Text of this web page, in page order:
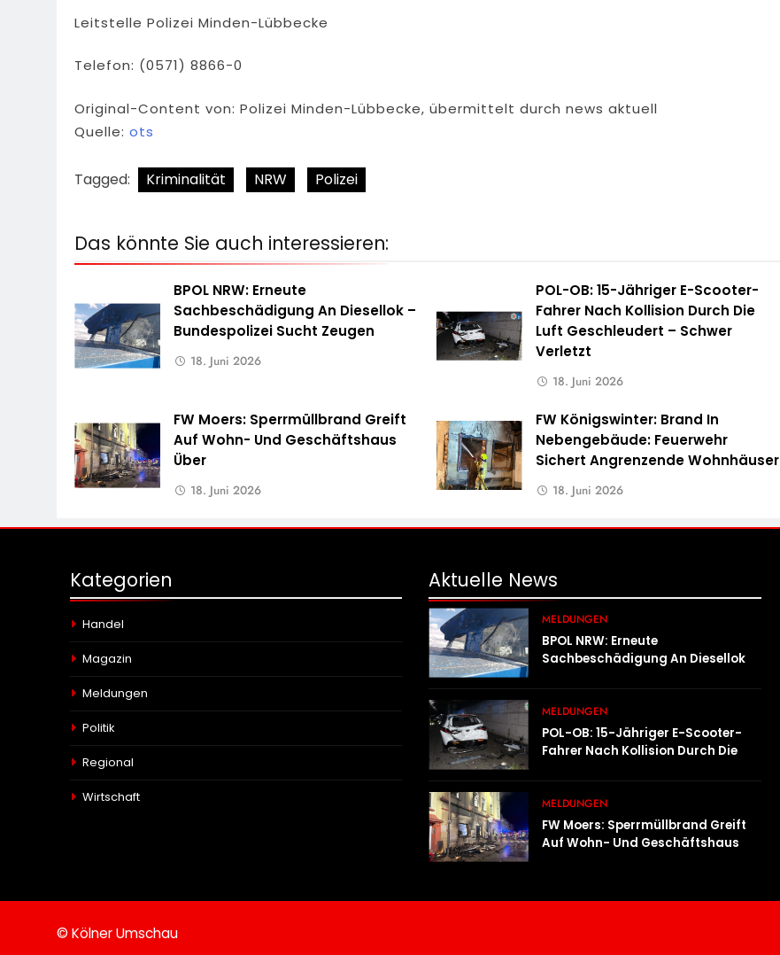
Leitstelle Polizei Minden-Lübbecke
Telefon: (0571) 8866-0
Original-Content von: Polizei Minden-Lübbecke, übermittelt durch news aktuell
Quelle: ots
Tagged: Kriminalität NRW Polizei
Das könnte Sie auch interessieren:
BPOL NRW: Erneute
Sachbeschädigung An Diesellok –
Bundespolizei Sucht Zeugen
18. Juni 2026
POL-OB: 15-Jähriger E-Scooter-
Fahrer Nach Kollision Durch Die
Luft Geschleudert – Schwer
Verletzt
18. Juni 2026
FW Moers: Sperrmüllbrand Greift
Auf Wohn- Und Geschäftshaus
Über
18. Juni 2026
FW Königswinter: Brand In
Nebengebäude: Feuerwehr
Sichert Angrenzende Wohnhäuser
18. Juni 2026
Kategorien
Handel
Magazin
Meldungen
Politik
Regional
Wirtschaft
Aktuelle News
MELDUNGEN
BPOL NRW: Erneute
Sachbeschädigung An Diesellok –
MELDUNGEN
POL-OB: 15-Jähriger E-Scooter-
Fahrer Nach Kollision Durch Die
Verletzt
MELDUNGEN
FW Moers: Sperrmüllbrand Greift
Auf Wohn- Und Geschäftshaus
© Kölner Umschau